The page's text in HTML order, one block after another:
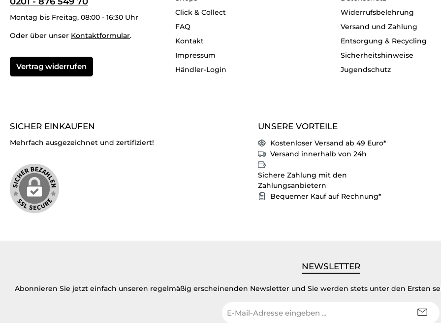
Montag bis Freitag, 08:00 - 16:30 Uhr
Oder über unser Kontaktformular.
Vertrag widerrufen
Click & Collect
FAQ
Kontakt
Impressum
Händler-Login
Widerrufsbelehrung
Versand und Zahlung
Entsorgung & Recycling
Sicherheitshinweise
Jugendschutz
SICHER EINKAUFEN
Mehrfach ausgezeichnet und zertifiziert!
UNSERE VORTEILE
Kostenloser Versand ab 49 Euro*
Versand innerhalb von 24h
Sichere Zahlung mit den
Zahlungsanbietern
Bequemer Kauf auf Rechnung*
NEWSLETTER
Abonnieren Sie jetzt einfach unseren regelmäßig erscheinenden Newsletter und Sie werden stets unter den Ersten
Mail-